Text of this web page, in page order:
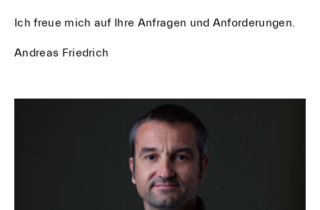
Ich freue mich auf Ihre Anfragen und Anforderungen.
Andreas Friedrich